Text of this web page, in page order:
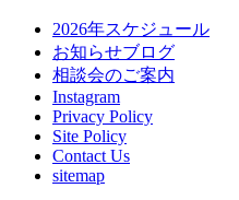
2026年スケジュール
お知らせブログ
相談会のご案内
Instagram
Privacy Policy
Site Policy
Contact Us
sitemap